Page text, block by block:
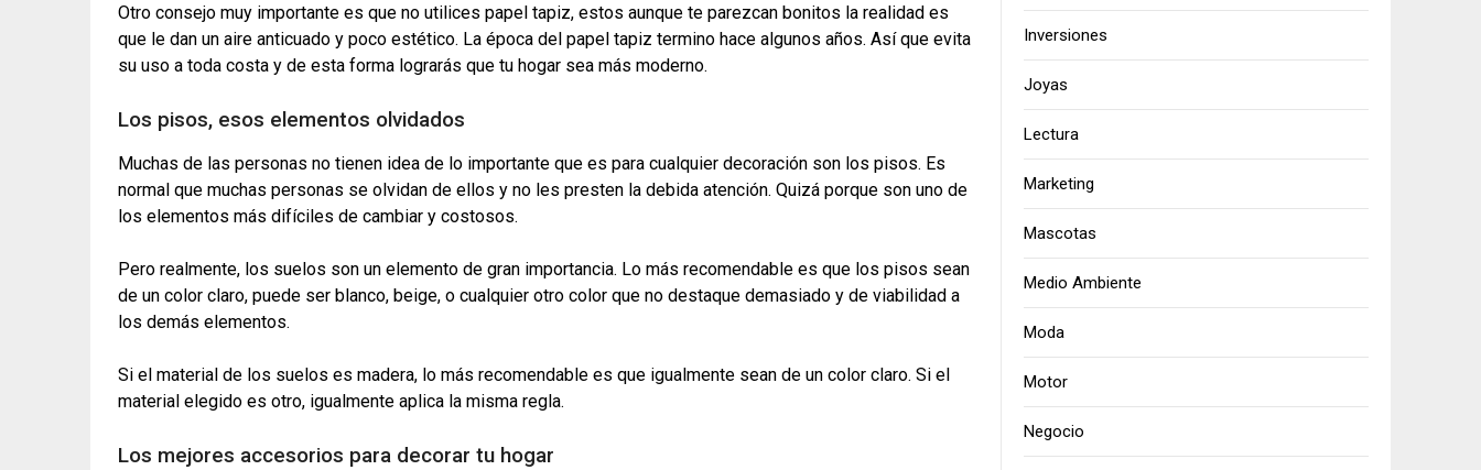
Otro consejo muy importante es que no utilices papel tapiz, estos aunque te parezcan bonitos la realidad es
que le dan un aire anticuado y poco estético. La época del papel tapiz termino hace algunos años. Así que evita
su uso a toda costa y de esta forma lograrás que tu hogar sea más moderno.
Los pisos, esos elementos olvidados
Muchas de las personas no tienen idea de lo importante que es para cualquier decoración son los pisos. Es
normal que muchas personas se olvidan de ellos y no les presten la debida atención. Quizá porque son uno de
los elementos más difíciles de cambiar y costosos.
Pero realmente, los suelos son un elemento de gran importancia. Lo más recomendable es que los pisos sean
de un color claro, puede ser blanco, beige, o cualquier otro color que no destaque demasiado y de viabilidad a
los demás elementos.
Si el material de los suelos es madera, lo más recomendable es que igualmente sean de un color claro. Si el
material elegido es otro, igualmente aplica la misma regla.
Los mejores accesorios para decorar tu hogar
Inversiones
Joyas
Lectura
Marketing
Mascotas
Medio Ambiente
Moda
Motor
Negocio